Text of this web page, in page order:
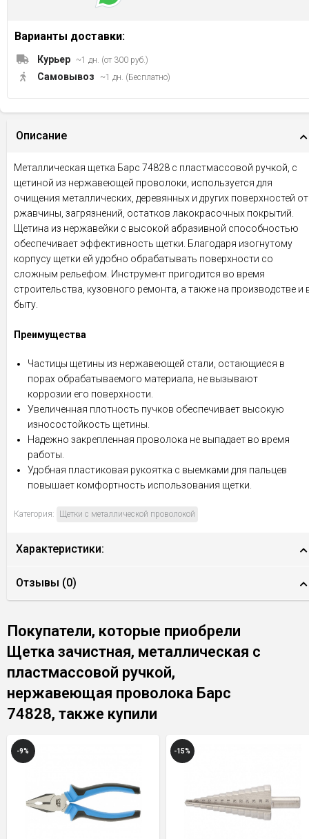
Варианты доставки:
Курьер ~1 дн. (от 300 руб.)
Самовывоз ~1 дн. (Бесплатно)
Описание
Металлическая щетка Барс 74828 с пластмассовой ручкой, с
щетиной из нержавеющей проволоки, используется для
очищения металлических, деревянных и других поверхностей от
ржавчины, загрязнений, остатков лакокрасочных покрытий.
Щетина из нержавейки с высокой абразивной способностью
обеспечивает эффективность щетки. Благодаря изогнутому
корпусу щетки ей удобно обрабатывать поверхности со
сложным рельефом. Инструмент пригодится во время
строительства, кузовного ремонта, а также на производстве и
быту.
Преимущества
Частицы щетины из нержавеющей стали, остающиеся в
порах обрабатываемого материала, не вызывают
коррозии его поверхности.
Увеличенная плотность пучков обеспечивает высокую
износостойкость щетины.
Надежно закрепленная проволока не выпадает во время
работы.
Удобная пластиковая рукоятка с выемками для пальцев
повышает комфортность использования щетки.
Категория: Щетки с металлической проволокой
Характеристики:
Отзывы (0)
Покупатели, которые приобрели
Щетка зачистная, металлическая с
пластмассовой ручкой,
нержавеющая проволока Барс
74828, также купили
-9% -15%